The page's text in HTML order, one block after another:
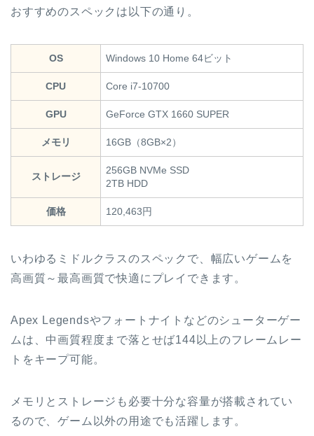
おすすめのスペックは以下の通り。
OS Windows 10 Home 64ビット
CPU Core i7-10700
GPU GeForce GTX 1660 SUPER
メモリ 16GB（8GB×2）
ストレージ
256GB NVMe SSD
2TB HDD
価格 120,463円
いわゆるミドルクラスのスペックで、幅広いゲームを
高画質～最高画質で快適にプレイできます。
Apex Legendsやフォートナイトなどのシューターゲー
ムは、中画質程度まで落とせば144以上のフレームレー
トをキープ可能。
メモリとストレージも必要十分な容量が搭載されてい
るので、ゲーム以外の用途でも活躍します。